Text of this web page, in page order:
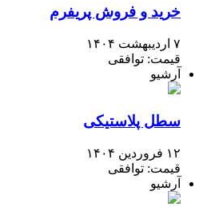
خرید و فروش پریفرم
۷ اردیبهشت ۱۴۰۴
قیمت: توافقی
آرشیو
سطل پلاستیکی
۱۲ فروردین ۱۴۰۴
قیمت: توافقی
آرشیو